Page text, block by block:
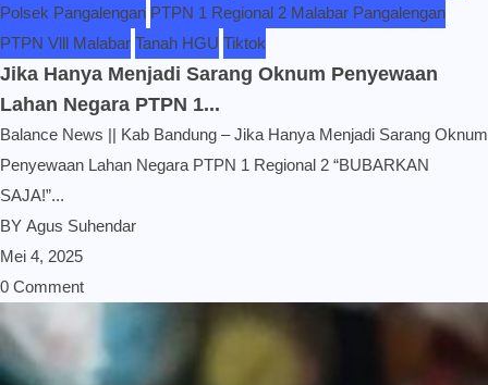
Polsek Pangalengan PTPN 1 Regional 2 Malabar Pangalengan
PTPN Vlll Malabar Tanah HGU Tiktok
Jika Hanya Menjadi Sarang Oknum Penyewaan
Lahan Negara PTPN 1...
Balance News || Kab Bandung – Jika Hanya Menjadi Sarang Oknum
Penyewaan Lahan Negara PTPN 1 Regional 2 “BUBARKAN
SAJA!”...
BY Agus Suhendar
Mei 4, 2025
0 Comment